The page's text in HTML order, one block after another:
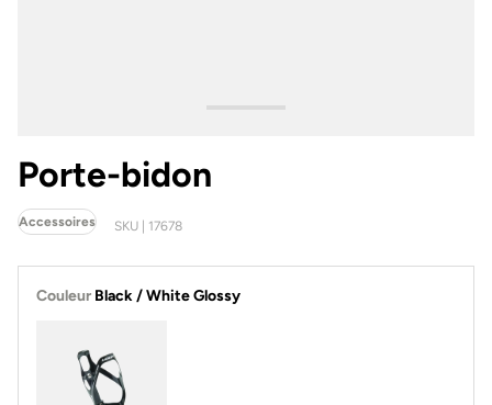
Porte-bidon
Accessoires SKU | 17678
Couleur Black / White Glossy